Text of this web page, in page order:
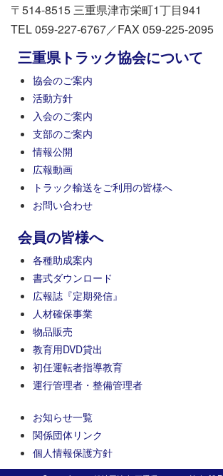
〒514-8515 三重県津市栄町1丁目941
TEL 059-227-6767／FAX 059-225-2095
三重県トラック協会について
協会のご案内
活動方針
入会のご案内
支部のご案内
情報公開
広報動画
トラック輸送をご利用の皆様へ
お問い合わせ
会員の皆様へ
各種助成案内
書式ダウンロード
広報誌『定期発信』
人材確保事業
物品販売
教育用DVD貸出
初任運転者指導教育
運行管理者・整備管理者
お知らせ一覧
関係団体リンク
個人情報保護方針